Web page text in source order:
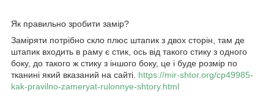
Як правильно зробити замір?
Заміряти потрібно скло плюс штапик з двох сторін, там де
штапик входить в раму є стик, ось від такого стику з одного
боку, до такого ж стику з іншого боку, це і буде розмір по
тканині який вказаний на сайті. https://mir-shtor.org/cp49985-
kak-pravilno-zameryat-rulonnye-shtory.html